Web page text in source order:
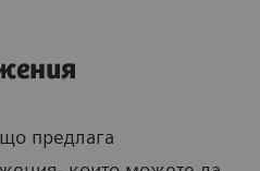
предлага